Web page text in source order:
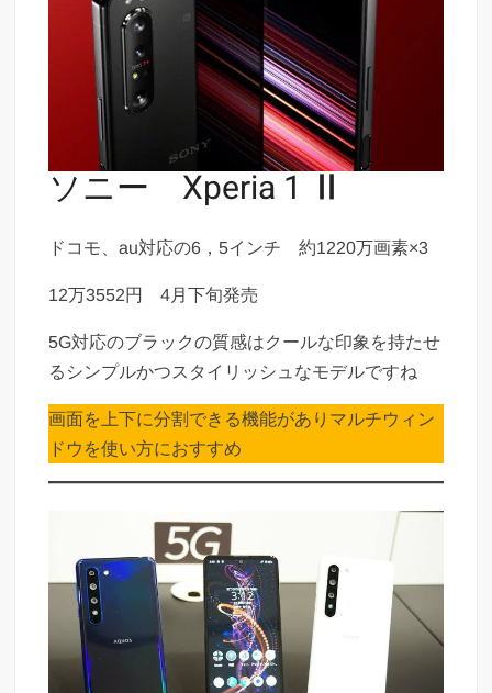
ソニー Xperia 1 Ⅱ
ドコモ、au対応の6，5インチ 約1220万画素×3
12万3552円 4月下旬発売
5G対応のブラックの質感はクールな印象を持たせ
るシンプルかつスタイリッシュなモデルですね
画面を上下に分割できる機能がありマルチウィン
ドウを使い方におすすめ